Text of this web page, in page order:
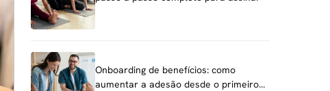
Onboarding de benefícios: como
aumentar a adesão desde o primeiro